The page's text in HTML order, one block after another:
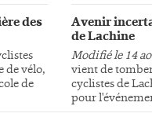
des
de vélo,
de
Avenir
de Lachine
Modifié le 14
vient de
cyclistes de
pour